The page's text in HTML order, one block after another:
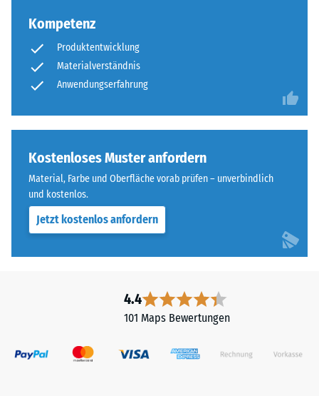
Kompetenz
Produktentwicklung
Materialverständnis
Anwendungserfahrung
Kostenloses Muster anfordern
Material, Farbe und Oberfläche vorab prüfen – unverbindlich
und kostenlos.
Jetzt kostenlos anfordern
4.4
101 Maps Bewertungen